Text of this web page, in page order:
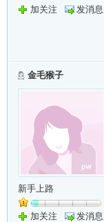
加关注 发消息
金毛猴子
新手上路
加关注 发消息